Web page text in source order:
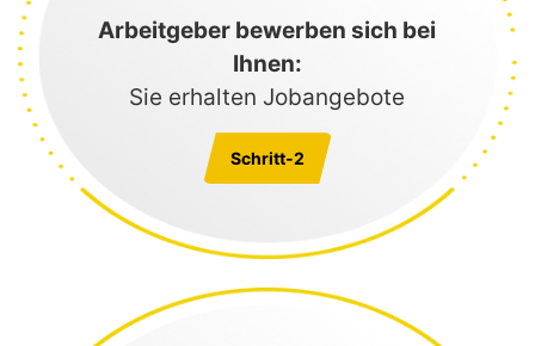
Arbeitgeber bewerben sich bei
Ihnen:
Sie erhalten Jobangebote
Schritt-2